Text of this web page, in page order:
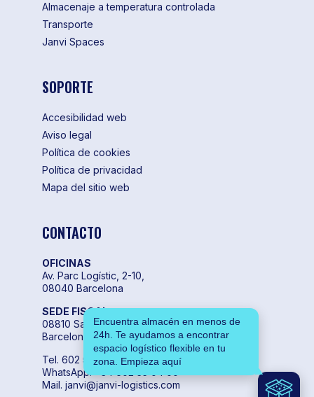
Almacenaje a temperatura controlada
Transporte
Janvi Spaces
SOPORTE
Accesibilidad web
Aviso legal
Política de cookies
Política de privacidad
Mapa del sitio web
CONTACTO
OFICINAS
Av. Parc Logístic, 2-10,
08040 Barcelona
SEDE FISCAL
08810 Sant Pere de Ribes,
Barcelona
Tel. 602 55 04 00
WhatsApp. +34 602 55 04 00
Mail. janvi@janvi-logistics.com
Encuentra almacén en menos de
24h. Te ayudamos a encontrar
espacio logístico flexible en tu
zona. Empieza aquí